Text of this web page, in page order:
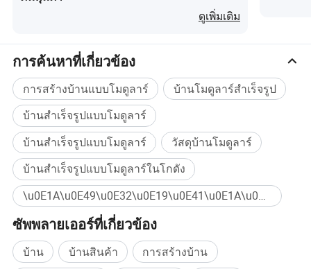
อาศัยชั่วคราวค่ายก่อสร้างตู้คอนเทนเนอร์สำหรับสำนักงาน
คลังสินค้าสำเร็จรูปโรงเรียน อาคารสาธารณะพื้นที่ทางการ
เราจะดำเนินการปรับปรุงการออกแบบผลิตภัณฑ์การเลือก
วัสดุและกระบวนการผลิตอย่างต่อเนื่องเพื่อให้ลูกค้าได้รับ
โซลูชันการก่อสร้างที่รวดเร็วขึ้นประหยัดค่าใช้จ่ายประหยัด
พลังงานและเป็นมิตรกับสิ่งแวดล้อมมากขึ้น
ดูเพิ่มเติม
การค้นหาที่เกี่ยวข้อง
การสร้างบ้านแบบโมดูลาร์
บ้านโมดูลาร์สำเร็จรูป
บ้านสำเร็จรูปแบบโมดูลาร์
บ้านสำเร็จรูปแบบโมดูลาร์
วัสดุบ้านโมดูลาร์
บ้านสำเร็จรูปแบบโมดูลาร์ในโกดัง
\u0E1A\u0E49\u0E32\u0E19\u0E41\u0E1A\u0E1A\u0E41\u0E22\u0E01\u0E2A\u0E48\u0E27\u0E19 ซื้อจำนวนมาก
ซัพพลายเออร์ที่เกี่ยวข้อง
บ้าน บ้านสินค้า การสร้างบ้าน